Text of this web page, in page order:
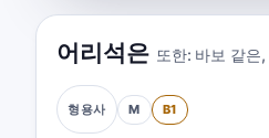
어리석은 또한: 바보 같은,
형용사 M B1